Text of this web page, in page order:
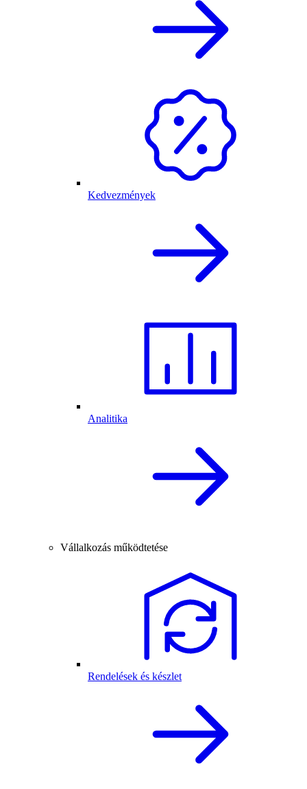
Kedvezmények
Analitika
Vállalkozás működtetése
Rendelések és készlet